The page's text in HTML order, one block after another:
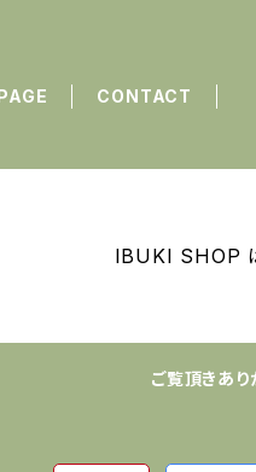
CONTACT
IBUKI SHOP
ご覧頂きあり